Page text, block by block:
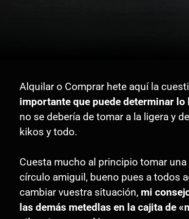
Alquilar o Comprar hete aquí la
importante que puede determinar
no se debería de tomar a la ligera y
kikos y todo.
Cuesta mucho al principio tomar
círculo amiguil, bueno pues a todos
cambiar vuestra situación, mi
las demás metedlas en la cajita de